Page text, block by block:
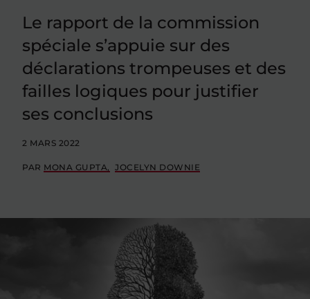
Le rapport de la commission
spéciale s’appuie sur des
déclarations trompeuses et des
failles logiques pour justifier
ses conclusions
2 MARS 2022
PAR MONA GUPTA JOCELYN DOWNIE